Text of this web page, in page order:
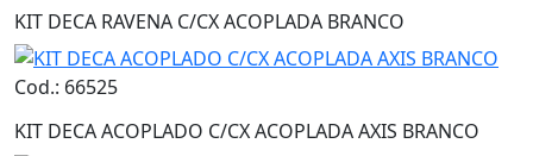
KIT DECA RAVENA C/CX ACOPLADA BRANCO
Cod.: 66525
KIT DECA ACOPLADO C/CX ACOPLADA AXIS BRANCO